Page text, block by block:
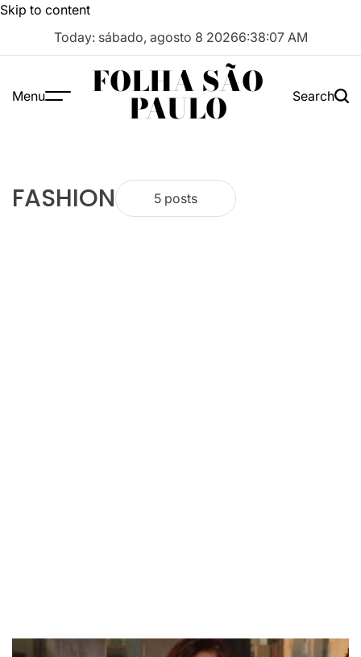
Skip to content
Today: sábado, agosto 8 20266:38:08 AM
Menu FOLHA SÃO
PAULO Search
FASHION 5 posts